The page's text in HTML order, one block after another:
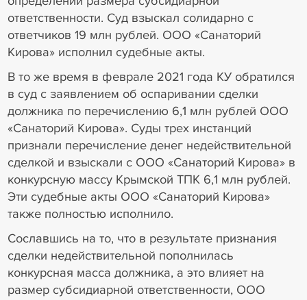
ответственности. Суд взыскал солидарно с
ответчиков 19 млн рублей. ООО «Санаторий
Кирова» исполнил судебные акты.
В то же время в феврале 2021 года КУ обратился
в суд с заявлением об оспаривании сделки
должника по перечислению 6,1 млн рублей ООО
«Санаторий Кирова». Суды трех инстанций
признали перечисление денег недействительной
сделкой и взыскали с ООО «Санаторий Кирова» в
конкурсную массу Крымской ТПК 6,1 млн рублей.
Эти судебные акты ООО «Санаторий Кирова»
также полностью исполнило.
Сославшись на то, что в результате признания
сделки недействительной пополнилась
конкурсная масса должника, а это влияет на
размер субсидиарной ответственности, ООО